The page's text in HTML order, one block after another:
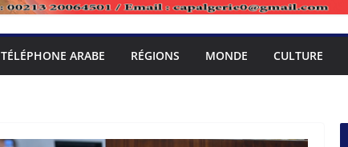
TÉLÉPHONE ARABE RÉGIONS MONDE CULTURE